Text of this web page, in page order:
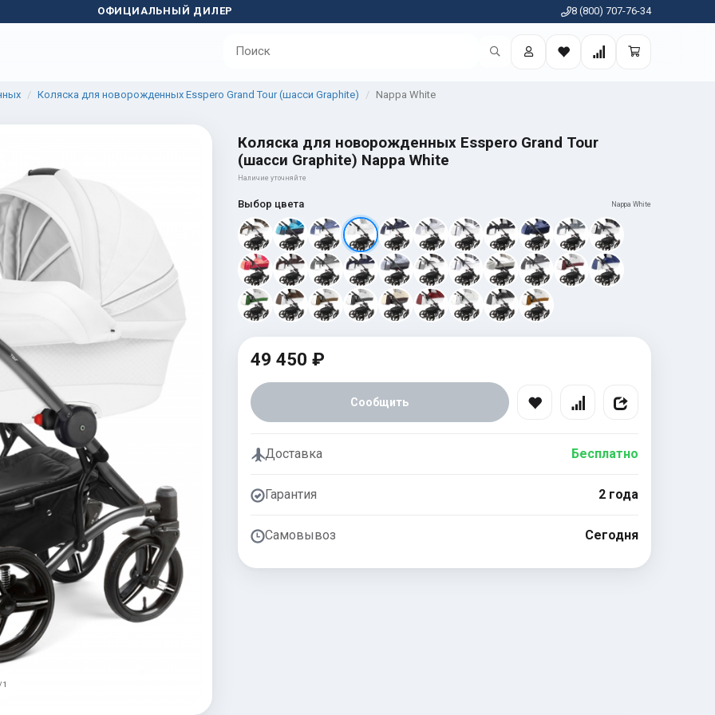
ОФИЦИАЛЬНЫЙ ДИЛЕР 8 (800) 707-76-34
Коляска для новорожденных Esspero Grand Tour (шасси Graphite) Nappa White
1
Коляска для новорожденных Esspero Grand Tour
(шасси Graphite) Nappa White
Наличие уточняйте
Выбор цвета Nappa White
49 450 ₽
Сообщить
Доставка Бесплатно
Гарантия 2 года
Самовывоз Сегодня